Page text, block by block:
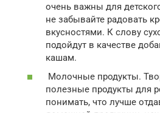
очень важны для
не забывайте радовать
вкусностями. К слову
подойдут в качестве
кашам.
Молочные продукты.
полезные продукты для
понимать, что лучше